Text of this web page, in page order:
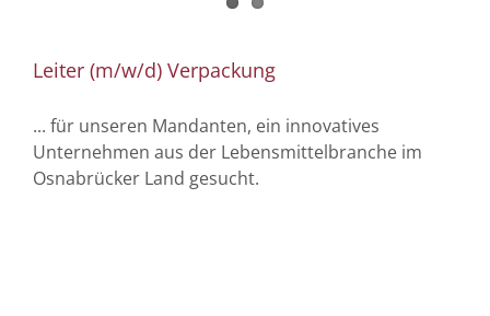
Leiter (m/w/d) Verpackung
... für unseren Mandanten, ein innovatives
Unternehmen aus der Lebensmittelbranche im
Osnabrücker Land gesucht.